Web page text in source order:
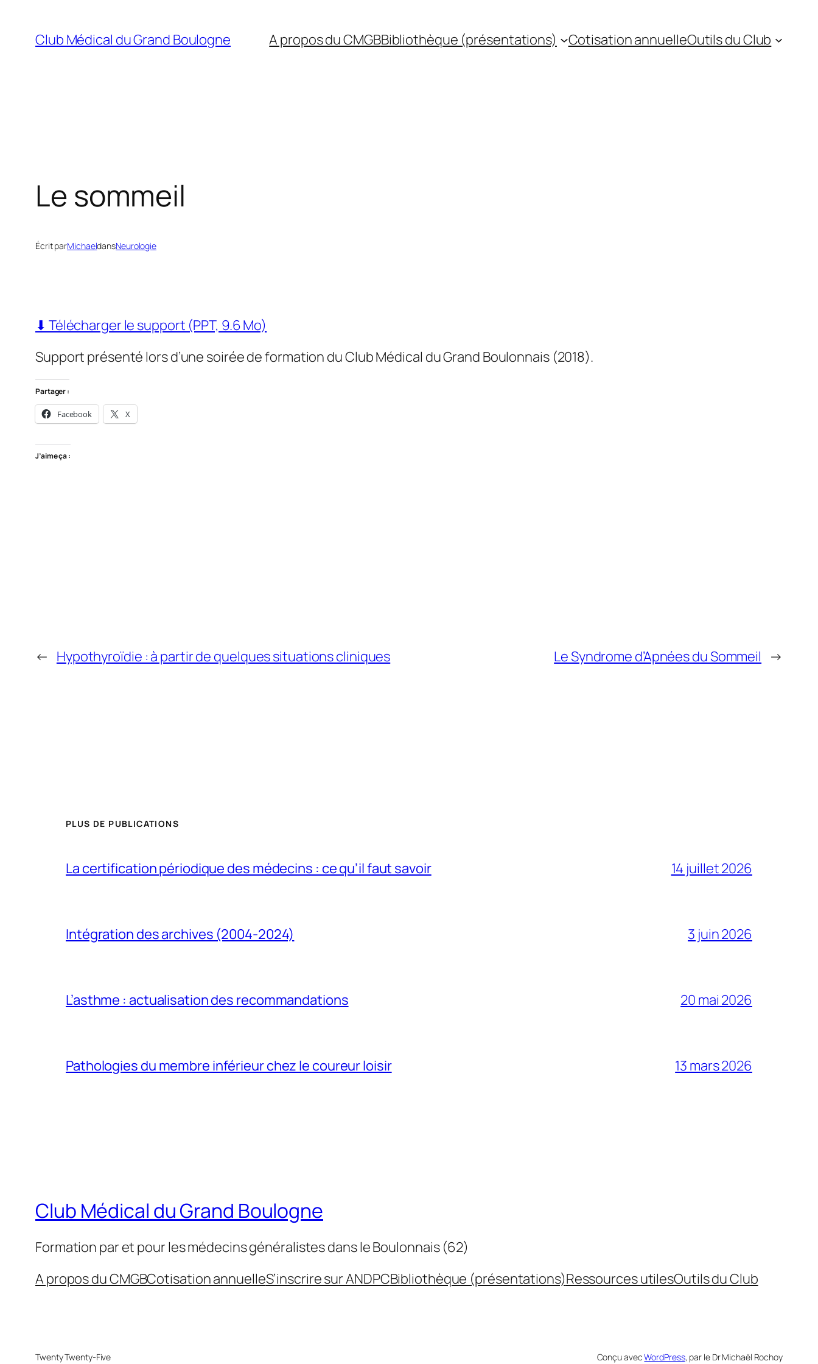
contenu
Club Médical du Grand Boulogne A propos du CMGBBibliothèque (présentations) Cotisation annuelleOutils du Club
Le sommeil
Écrit parMichaeldansNeurologie
⬇ Télécharger le support (PPT, 9.6 Mo)
Support présenté lors d’une soirée de formation du Club Médical du Grand Boulonnais (2018).
Partager :
Facebook X
J’aime ça :
← Hypothyroïdie : à partir de quelques situations cliniques Le Syndrome d’Apnées du Sommeil →
PLUS DE PUBLICATIONS
La certification périodique des médecins : ce qu’il faut savoir 14 juillet 2026
Intégration des archives (2004-2024) 3 juin 2026
L’asthme : actualisation des recommandations 20 mai 2026
Pathologies du membre inférieur chez le coureur loisir 13 mars 2026
Club Médical du Grand Boulogne
Formation par et pour les médecins généralistes dans le Boulonnais (62)
A propos du CMGBCotisation annuelleS’inscrire sur ANDPCBibliothèque (présentations)Ressources utilesOutils du Club
Twenty Twenty-Five Conçu avecWordPress, par le Dr Michaël Rochoy